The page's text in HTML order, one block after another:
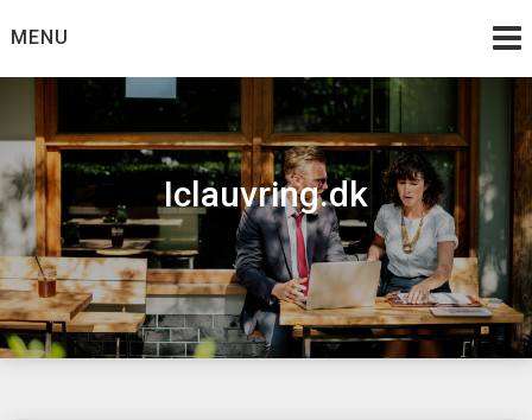
toMENU
Iclauvring.dk